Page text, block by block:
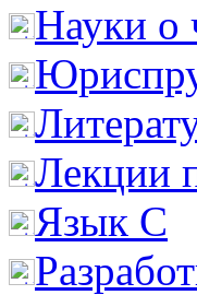
Науки о
Лекции
Язык С